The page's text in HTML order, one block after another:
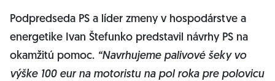
Podpredseda PS a líder zmeny v hospodárstve a
energetike Ivan Štefunko predstavil návrhy PS na
okamžitú pomoc. “Navrhujeme palivové šeky vo
výške 100 eur na motoristu na pol roka pre polovicu